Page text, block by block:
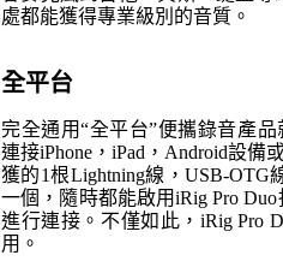
處都能獲得專業級別的音質。
全平台
完全通用“全平台”便攜錄音產
連接iPhone，iPad，Android設
獲的1根Lightning線，USB-
一個，隨時都能啟用iRig Pro
進行連接。不僅如此，iRig Pro
用。